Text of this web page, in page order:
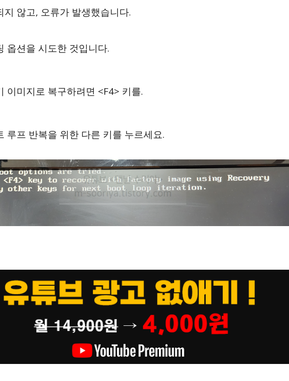
지 않고, 오류가 발생했습니다.
옵션을 시도한 것입니다.
이미지로 복구하려면 <F4> 키를.
루프 반복을 위한 다른 키를 누르세요.